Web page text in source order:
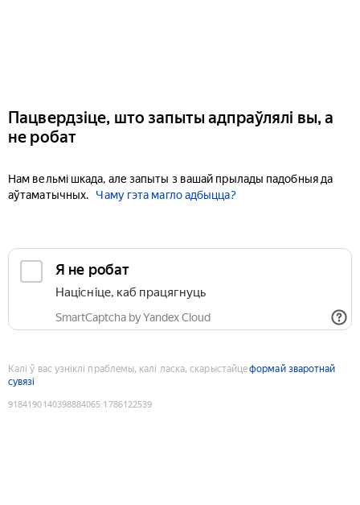
Пацвердзіце, што запыты адпраўлялі вы, а
не робат
Нам вельмі шкада, але запыты з вашай прылады падобныя да
аўтаматычных.
Чаму гэта магло адбыцца?
Я не робат
Націсніце, каб працягнуць
SmartCaptcha by Yandex Cloud
Калі ў вас узніклі праблемы, калі ласка, скарыстайцеформай зваротнай
сувязі
9184190140398884065:1786122539